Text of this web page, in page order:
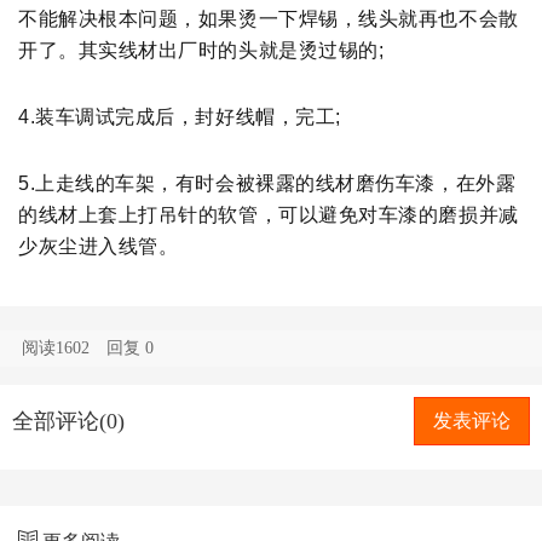
不能解决根本问题，如果烫一下焊锡，线头就再也不会散
开了。其实线材出厂时的头就是烫过锡的;
4.装车调试完成后，封好线帽，完工;
5.上走线的车架，有时会被裸露的线材磨伤车漆，在外露
的线材上套上打吊针的软管，可以避免对车漆的磨损并减
少灰尘进入线管。
阅读1602 回复0
全部评论(0) 发表评论